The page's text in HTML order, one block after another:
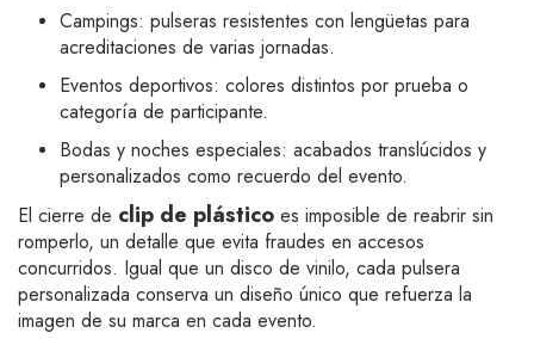
Campings: pulseras resistentes con lengüetas para
acreditaciones de varias jornadas.
Eventos deportivos: colores distintos por prueba o
categoría de participante.
Bodas y noches especiales: acabados translúcidos y
personalizados como recuerdo del evento.
El cierre de clip de plástico es imposible de reabrir sin
romperlo, un detalle que evita fraudes en accesos
concurridos. Igual que un disco de vinilo, cada pulsera
personalizada conserva un diseño único que refuerza la
imagen de su marca en cada evento.